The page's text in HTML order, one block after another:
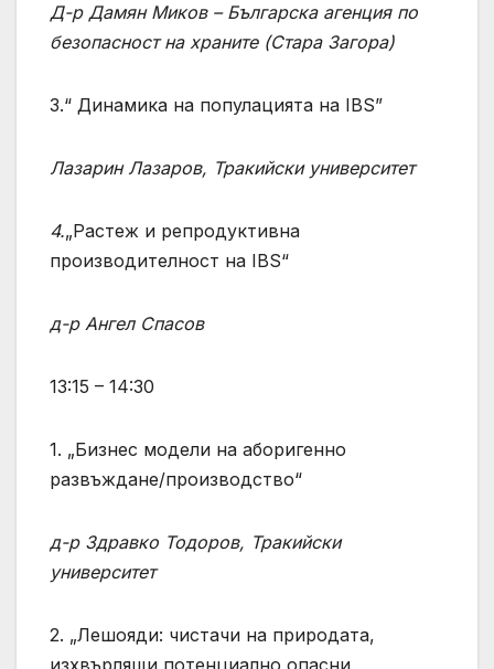
Д-р Дамян Миков – Българска агенция по
безопасност на храните (Стара Загора)
3.“ Динамика на популацията на IBS”
Лазарин Лазаров, Тракийски университет
4.„Растеж и репродуктивна
производителност на IBS“
д-р Ангел Спасов
13:15 – 14:30
1. „Бизнес модели на аборигенно
развъждане/производство“
д-р Здравко Тодоров, Тракийски
университет
2. „Лешояди: чистачи на природата,